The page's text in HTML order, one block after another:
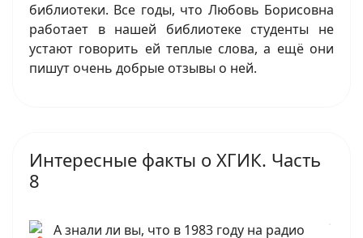
библиотеки. Все годы, что Любовь Борисовна
работает в нашей библиотеке студенты не
устают говорить ей теплые слова, а ещё они
пишут очень добрые отзывы о ней.
Интересные факты о ХГИК. Часть
8
А знали ли вы, что в 1983 году на радио